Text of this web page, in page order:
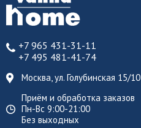
+7 965 431-31-11
+7 495 481-41-74
Москва, ул. Голубинская 15/10
Приём и обработка заказов
Пн-Вс 9:00-21:00
Без выходных